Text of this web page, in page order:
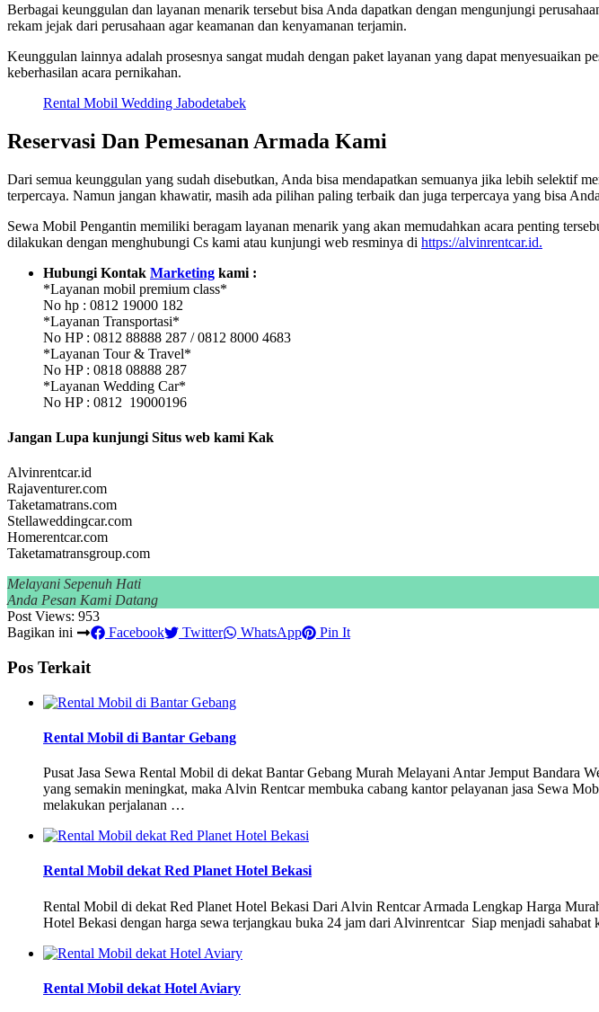
Berbagai keunggulan dan layanan menarik tersebut bisa Anda dapatkan dengan mengunjungi
rekam jejak dari perusahaan agar keamanan dan kenyamanan terjamin.
Keunggulan lainnya adalah prosesnya sangat mudah dengan paket layanan yang dapat menyesuaikan
keberhasilan acara pernikahan.
Rental Mobil Wedding Jabodetabek
Reservasi Dan Pemesanan Armada Kami
Dari semua keunggulan yang sudah disebutkan, Anda bisa mendapatkan semuanya jika lebih selektif
terpercaya. Namun jangan khawatir, masih ada pilihan paling terbaik dan juga terpercaya yang bisa
Sewa Mobil Pengantin memiliki beragam layanan menarik yang akan memudahkan acara penting
dilakukan dengan menghubungi Cs kami atau kunjungi web resminya di https://alvinrentcar.id.
Hubungi Kontak Marketing kami :
*Layanan mobil premium class*
No hp : 0812 19000 182
*Layanan Transportasi*
No HP : 0812 88888 287 / 0812 8000 4683
*Layanan Tour & Travel*
No HP : 0818 08888 287
*Layanan Wedding Car*
No HP : 0812 19000196
Jangan Lupa kunjungi Situs web kami Kak
Alvinrentcar.id
Rajaventurer.com
Taketamatrans.com
Stellaweddingcar.com
Homerentcar.com
Taketamatransgroup.com
Melayani Sepenuh Hati
Anda Pesan Kami Datang
Post Views: 953
Bagikan ini
Facebook Twitter WhatsApp Pin It
Pos Terkait
Rental Mobil di Bantar Gebang
Pusat Jasa Sewa Rental Mobil di dekat Bantar Gebang Murah Melayani Antar Jemput Bandara
yang semakin meningkat, maka Alvin Rentcar membuka cabang kantor pelayanan jasa Sewa
melakukan perjalanan …
Rental Mobil dekat Red Planet Hotel Bekasi
Rental Mobil di dekat Red Planet Hotel Bekasi Dari Alvin Rentcar Armada Lengkap Harga
Hotel Bekasi dengan harga sewa terjangkau buka 24 jam dari Alvinrentcar Siap menjadi
Rental Mobil dekat Hotel Aviary